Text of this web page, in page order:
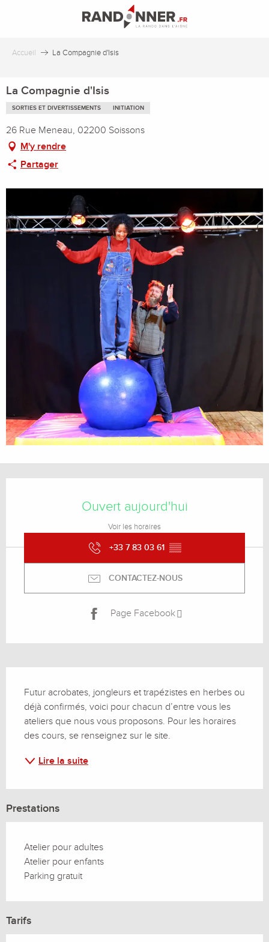
principal
Accueil La Compagnie d'Isis
La Compagnie d'Isis
SORTIES ET DIVERTISSEMENTS INITIATION
26 Rue Meneau, 02200 Soissons
M'y rendre
Partager
Ouvert aujourd'hui
Voir les horaires
+33 7 83 03 61 ▒▒
CONTACTEZ-NOUS
Page Facebook
Futur acrobates, jongleurs et trapézistes en herbes ou
déjà confirmés, voici pour chacun d’entre vous les
ateliers que nous vous proposons. Pour les horaires
des cours, se renseignez sur le site.
Lire la suite
Prestations
Atelier pour adultes
Atelier pour enfants
Parking gratuit
Tarifs